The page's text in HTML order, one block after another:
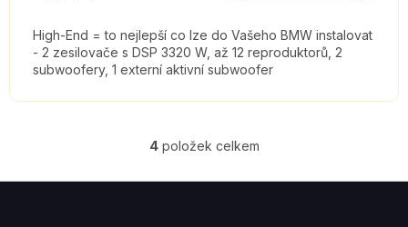
High-End = to nejlepší co lze do Vašeho BMW instalovat
- 2 zesilovače s DSP 3320 W, až 12 reproduktorů, 2
subwoofery, 1 externí aktivní subwoofer
O
V
4položek celkem